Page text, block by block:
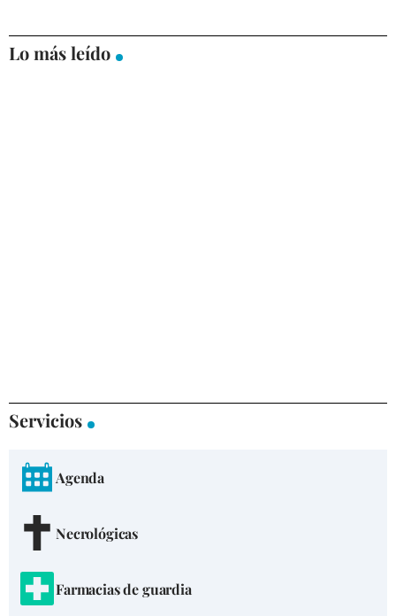
Lo más leído
Servicios
Agenda
Necrológicas
Farmacias de guardia